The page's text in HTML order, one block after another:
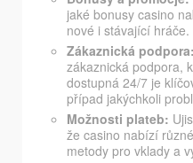
jaké bonusy casino
nové i stávající hráče.
Zákaznická podpora:
zákaznická podpora,
dostupná 24/7 je
případ jakýchkoli
Možnosti plateb:
že casino nabízí
metody pro vklady a